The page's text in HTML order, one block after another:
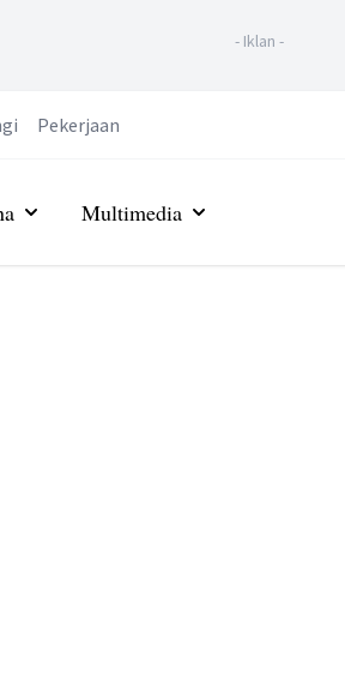
- Iklan -
Pekerjaan
Multimedia